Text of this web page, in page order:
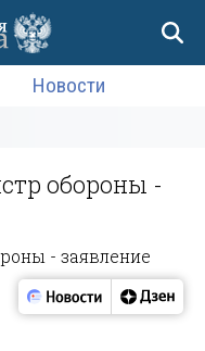
Новости
обороны -
- заявление